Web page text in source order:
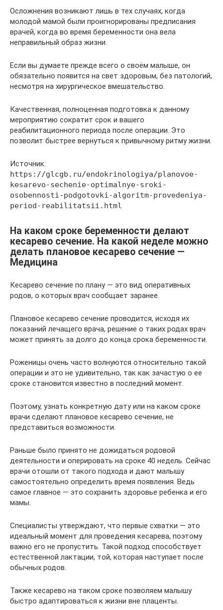
Осложнения возникают лишь в тех случаях, когда
молодой мамой были проигнорированы предписания
врачей, когда во время беременности она вела
неправильный образ жизни.
Если вы думаете прежде всего о своём малыше, он
обязательно появится на свет здоровым, без патологий,
несмотря на хирургическое вмешательство.
Качественная, полноценная подготовка к данному
мероприятию сократит срок и вашего
реабилитационного периода после операции. Это
позволит быстрее вернуться к привычному ритму жизни.
Источник:
https://glcgb.ru/endokrinologiya/planovoe-
kesarevo-sechenie-optimalnye-sroki-
osobennosti-podgotovki-algoritm-provedeniya-
period-reabilitatsii.html
На каком сроке беременности делают
кесарево сечение. На какой неделе можно
делать плановое кесарево сечение —
Медицина
Кесарево сечение по плану — это вид оперативных
родов, о которых врач сообщает заранее.
Плановое кесарево сечение проводится, исходя их
показаний лечащего врача, решение о таких родах врач
может принять за долго до конца срока беременности.
Роженицы очень часто волнуются относительно такой
операции и это не удивительно, так как зачастую о ее
сроке становится известно в последний момент.
Поэтому, узнать конкретную дату или на каком сроке
врачи сделают плановое кесарево сечение, не
представиться возможности.
Раньше было принято не дожидаться родовой
деятельности и оперировать на сроке 40 недель. Сейчас
врачи отошли от такого подхода и дают малышу
самостоятельно определить время появления. Ведь
самое главное — это сохранить здоровье ребенка и его
мамы.
Специалисты утверждают, что первые схватки — это
идеальный момент для проведения кесарева, поэтому
важно его не пропустить. Такой подход способствует
естественной лактации, той, которая наступает после
обычных родов.
Также кесарево на таком сроке позволяем малышу
быстро адаптироваться к жизни вне плаценты.